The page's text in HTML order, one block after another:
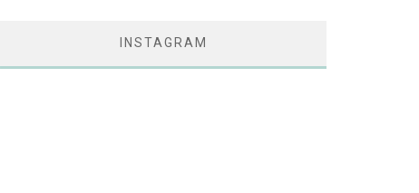
INSTAGRAM